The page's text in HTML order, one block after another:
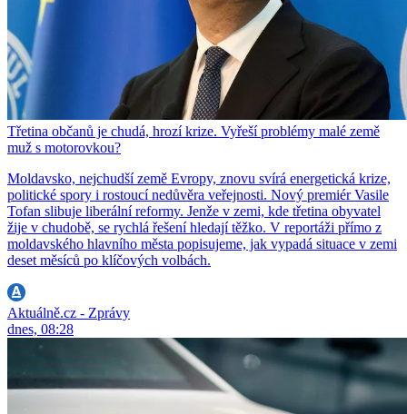
Třetina občanů je chudá, hrozí krize. Vyřeší problémy malé země
muž s motorovkou?
Moldavsko, nejchudší země Evropy, znovu svírá energetická krize,
politické spory i rostoucí nedůvěra veřejnosti. Nový premiér Vasile
Tofan slibuje liberální reformy. Jenže v zemi, kde třetina obyvatel
žije v chudobě, se rychlá řešení hledají těžko. V reportáži přímo z
moldavského hlavního města popisujeme, jak vypadá situace v zemi
deset měsíců po klíčových volbách.
Aktuálně.cz - Zprávy
dnes, 08:28